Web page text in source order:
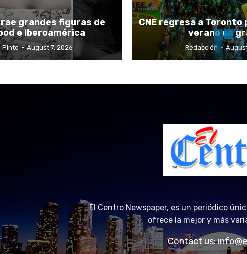
grandes figuras de
e Iberoamérica
Pinto - August 7, 2026
CNE regresa a Toronto
verano en
Redacción -
El Centro Newspaper, es un periódico
ofrece la mejor y más
Contact us: